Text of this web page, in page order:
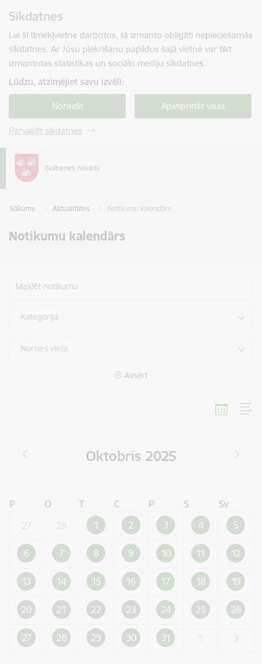
Sīkdatnes
Lai šī tīmekļvietne darbotos, tā izmanto obligāti nepieciešamās
sīkdatnes. Ar Jūsu piekrišanu papildus šajā vietnē var tikt
izmantotas statistikas un sociālo mediju sīkdatnes.
Lūdzu, atzīmējiet savu izvēli:
Noraidīt Apstiprināt visas
Pārvaldīt sīkdatnes
Sākums Aktualitātes Notikumu kalendārs
Notikumu kalendārs
Meklēt notikumu
Kategorija
Norises vieta
Aizvērt
Oktobris 2025
P O T C P S
Sv
1 2 3 4 5
6 7 8 9 10 11 12
13 14 15 16 17 18 19
20 21 22 23 24 25 26
27 28 29 30 31